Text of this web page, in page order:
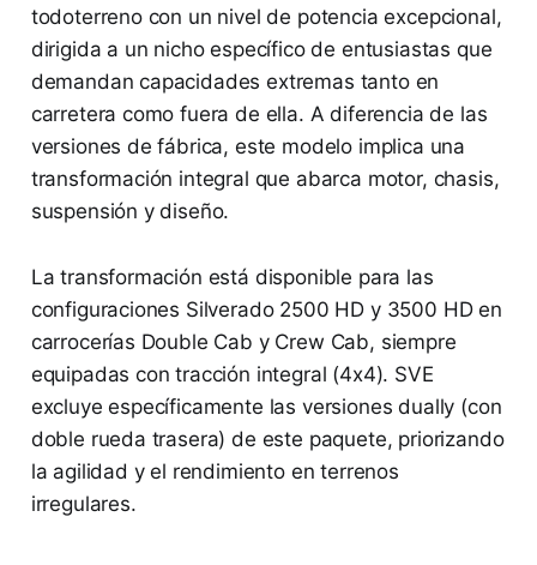
todoterreno con un nivel de potencia excepcional,
dirigida a un nicho específico de entusiastas que
demandan capacidades extremas tanto en
carretera como fuera de ella. A diferencia de las
versiones de fábrica, este modelo implica una
transformación integral que abarca motor, chasis,
suspensión y diseño.
La transformación está disponible para las
configuraciones Silverado 2500 HD y 3500 HD en
carrocerías Double Cab y Crew Cab, siempre
equipadas con tracción integral (4x4). SVE
excluye específicamente las versiones dually (con
doble rueda trasera) de este paquete, priorizando
la agilidad y el rendimiento en terrenos
irregulares.